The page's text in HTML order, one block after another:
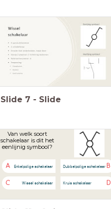
Slide 7 - Slide
Van welk soort
schakelaar is dit het
eenlijnig symbool?
A Enkelpolige schakelaar B
Dubbelpolige schakelaar
C Wissel schakelaar D
Kruis schakelaar